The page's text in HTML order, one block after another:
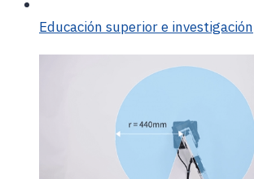
Educación superior e investigación